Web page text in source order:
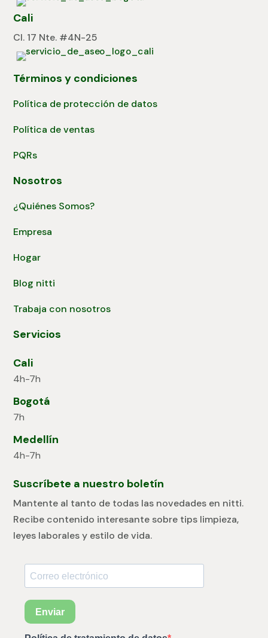
Cali
Cl. 17 Nte. #4N-25
Términos y condiciones
Política de protección de datos
Política de ventas
PQRs
Nosotros
¿Quiénes Somos?
Empresa
Hogar
Blog nitti
Trabaja con nosotros
Servicios
Cali
4h-7h
Bogotá
7h
Medellín
4h-7h
Suscríbete a nuestro boletín
Mantente al tanto de todas las novedades en nitti.
Recibe contenido interesante sobre tips limpieza,
leyes laborales y estilo de vida.